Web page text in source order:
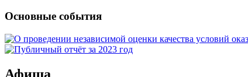
Основные события
Афиша